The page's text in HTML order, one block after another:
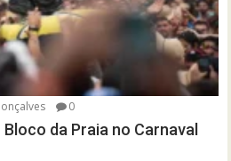
0
da Praia no Carnaval